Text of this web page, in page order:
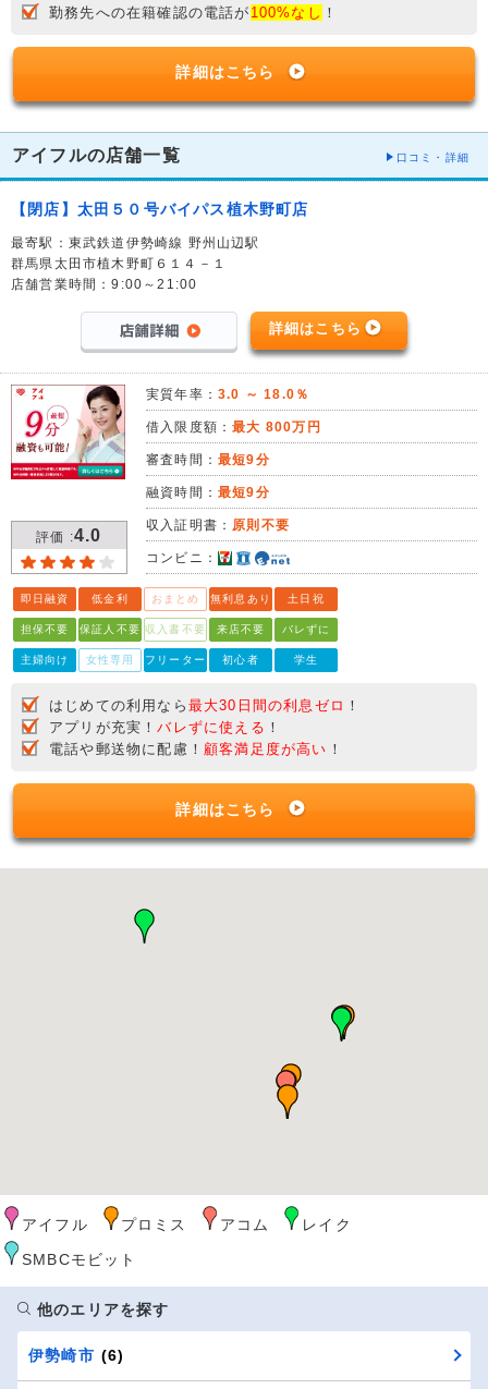
勤務先への在籍確認の電話が 100%なし ！
詳細はこちら
アイフルの店舗一覧 口コミ・詳細
【閉店】太田５０号バイパス植木野町店
最寄駅：東武鉄道伊勢崎線 野州山辺駅
群馬県太田市植木野町６１４－１
店舗営業時間：9:00～21:00
詳細はこちら
評価 :4.0
実質年率： 3.0 ～ 18.0％
借入限度額：最大 800万円
審査時間： 最短9分
融資時間： 最短9分
収入証明書： 原則不要
コンビニ：
即日融資 低金利 おまとめ 無利息あり 土日祝
担保不要 保証人不要 収入書不要 来店不要 バレずに
主婦向け 女性専用 フリーター 初心者 学生
はじめての利用なら 最大30日間の利息ゼロ ！
アプリが充実！バレずに使える ！
電話や郵送物に配慮！ 顧客満足度が高い ！
詳細はこちら
アイフル プロミス アコム
レイク
SMBCモビット
他のエリアを探す
伊勢崎市 (6)